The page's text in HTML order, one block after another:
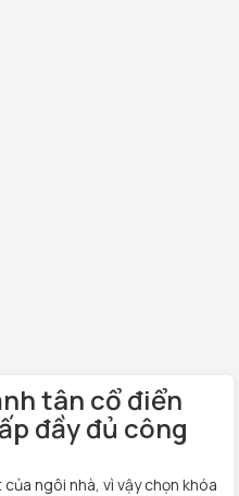
tân cổ điển
đầy đủ công
ngôi nhà, vì vậy chọn khóa